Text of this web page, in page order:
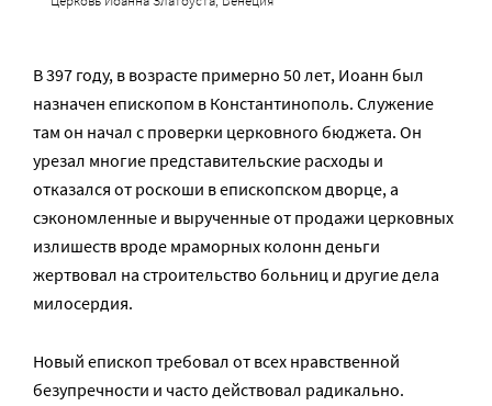
В 397 году, в возрасте примерно 50 лет, Иоанн был
назначен епископом в Константинополь. Служение
там он начал с проверки церковного бюджета. Он
урезал многие представительские расходы и
отказался от роскоши в епископском дворце, а
сэкономленные и вырученные от продажи церковных
излишеств вроде мраморных колонн деньги
жертвовал на строительство больниц и другие дела
милосердия.
Новый епископ требовал от всех нравственной
безупречности и часто действовал радикально.